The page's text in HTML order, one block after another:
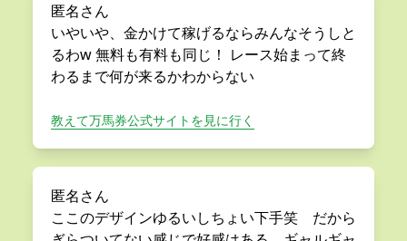
匿名さん
いやいや、金かけて稼げるならみんなそうしと
るわw 無料も有料も同じ！ レース始まって終
わるまで何が来るかわからない
教えて万馬券公式サイトを見に行く
匿名さん
ここのデザインゆるいしちょい下手笑 だから